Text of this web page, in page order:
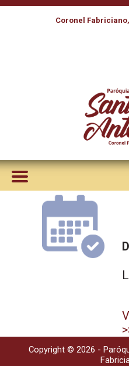
Coronel
Copyright © 2026 -